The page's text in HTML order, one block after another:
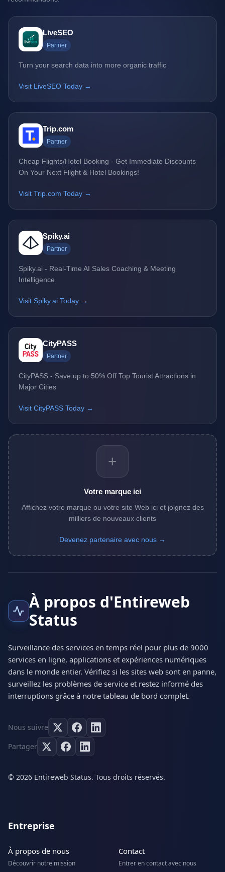
LiveSEO
Partner
Turn your search data into more organic traffic
Visit LiveSEO Today →
Trip.com
Partner
Cheap Flights/Hotel Booking - Get Immediate Discounts
On Your Next Flight & Hotel Bookings!
Visit Trip.com Today →
Spiky.ai
Partner
Spiky.ai - Real-Time AI Sales Coaching & Meeting
Intelligence
Visit Spiky.ai Today →
CityPASS
Partner
CityPASS - Save up to 50% Off Top Tourist Attractions in
Major Cities
Visit CityPASS Today →
+
Votre marque ici
Affichez votre marque ou votre site Web ici et joignez des
milliers de nouveaux clients
Devenez partenaire avec nous →
À propos d'Entireweb
Status
Surveillance des services en temps réel pour plus de 9000
services en ligne, applications et expériences numériques
dans le monde entier. Vérifiez si les sites web sont en panne,
surveillez les problèmes de service et restez informé des
interruptions grâce à notre tableau de bord complet.
Nous suivre
Partager
© 2026 Entireweb Status. Tous droits réservés.
Entreprise
À propos de nous
Découvrir notre mission
Contact
Entrer en contact avec nous